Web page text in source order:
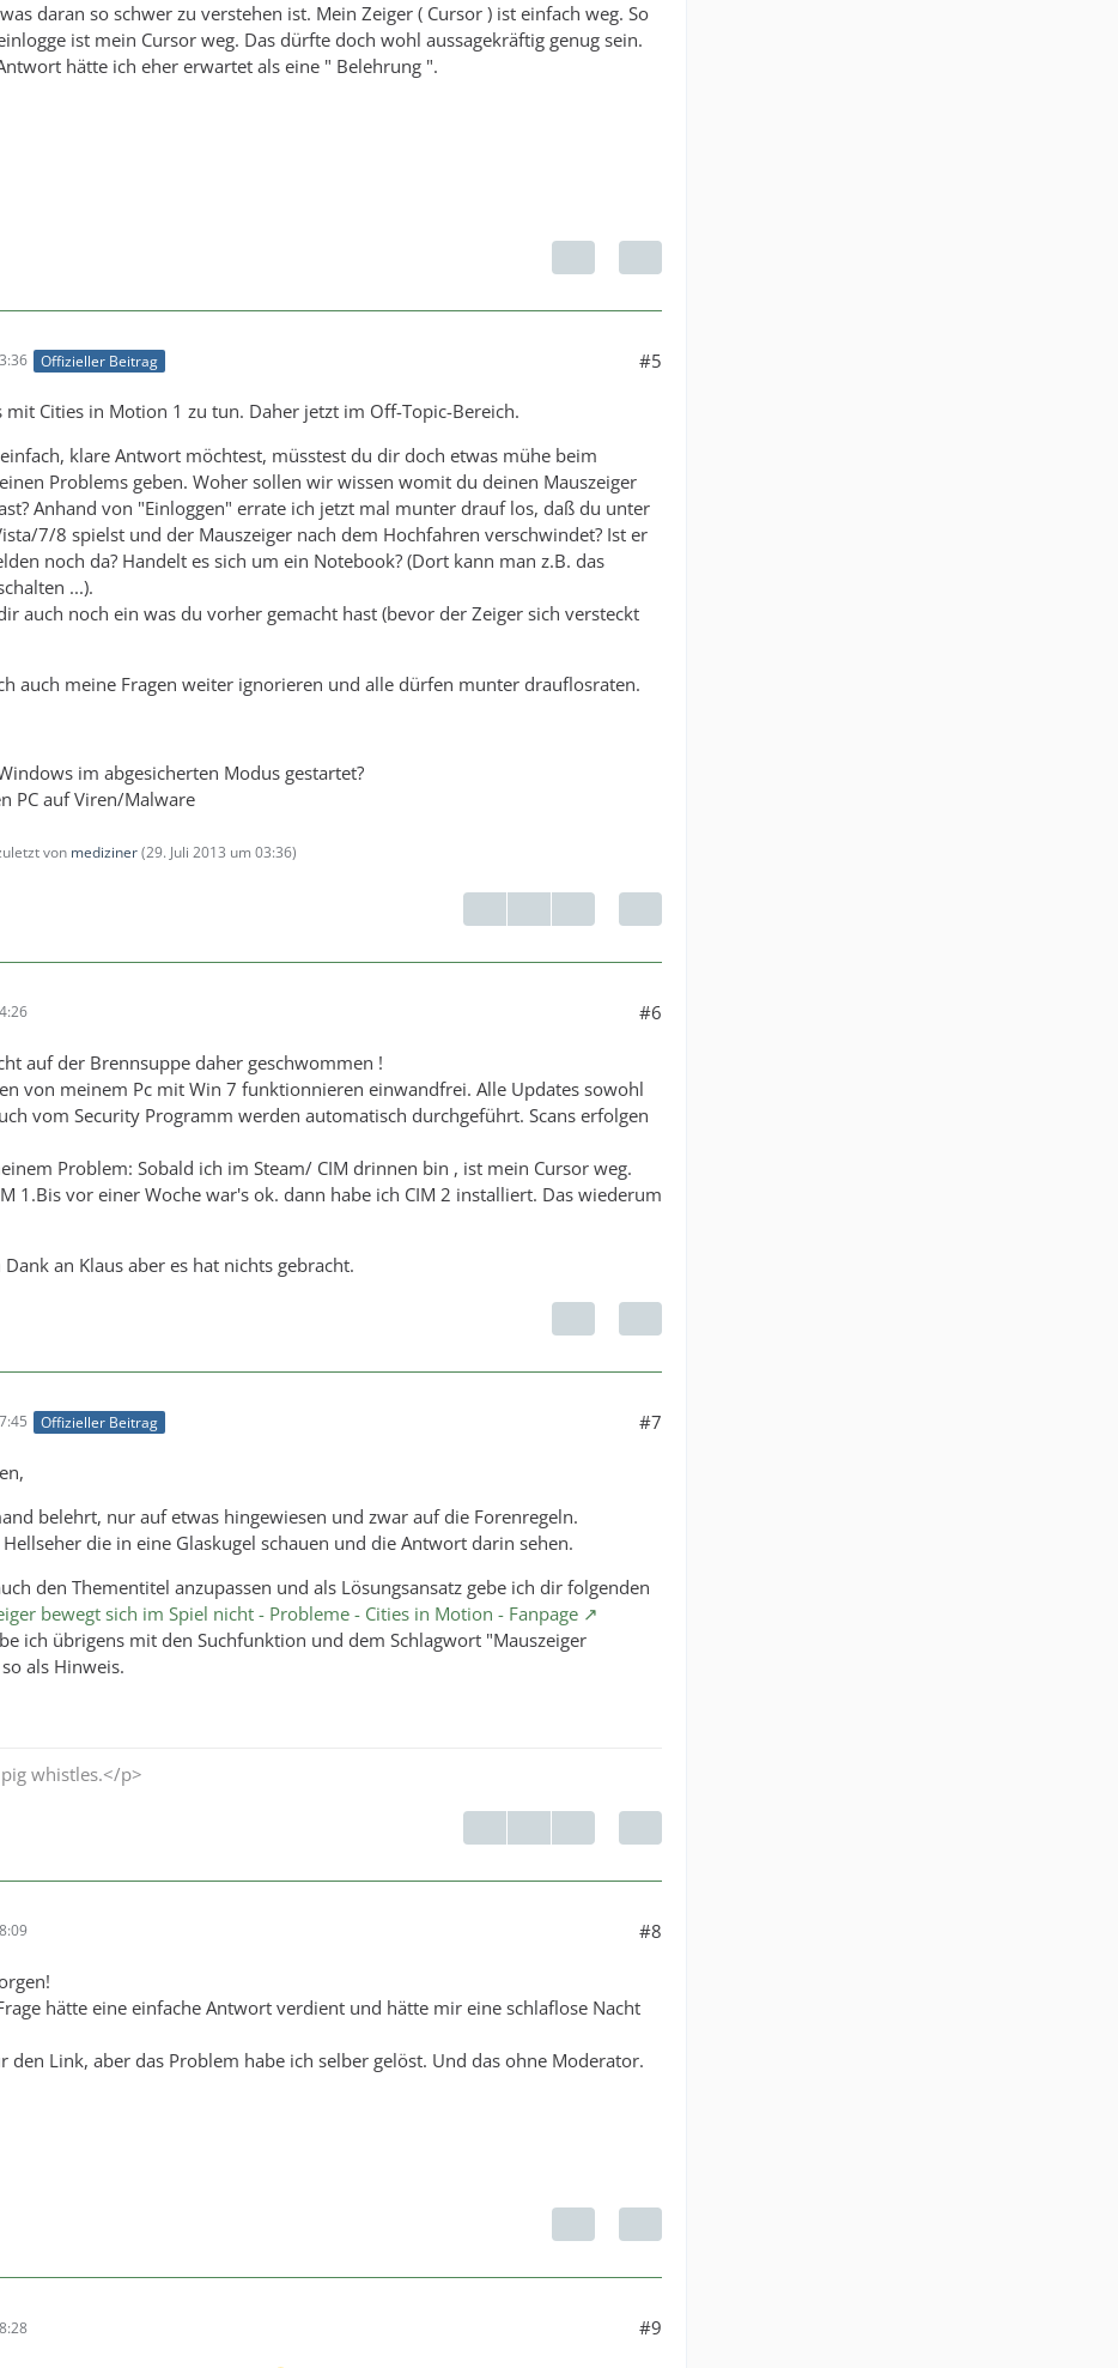
daran so schwer zu verstehen ist. Mein Zeiger ( Cursor ) ist einfach weg. So
ist mein Cursor weg. Das dürfte doch wohl aussagekräftig genug sein.
hätte ich eher erwartet als eine " Belehrung ".
Offizieller Beitrag #5
mit Cities in Motion 1 zu tun. Daher jetzt im Off-Topic-Bereich.
klare Antwort möchtest, müsstest du dir doch etwas mühe beim
Problems geben. Woher sollen wir wissen womit du deinen Mauszeiger
Anhand von "Einloggen" errate ich jetzt mal munter drauf los, daß du unter
7/8 spielst und der Mauszeiger nach dem Hochfahren verschwindet? Ist er
noch da? Handelt es sich um ein Notebook? (Dort kann man z.B. das
...).
auch noch ein was du vorher gemacht hast (bevor der Zeiger sich versteckt
auch meine Fragen weiter ignorieren und alle dürfen munter drauflosraten.
im abgesicherten Modus gestartet?
PC auf Viren/Malware
von mediziner(29. Juli 2013 um 03:36)
#6
auf der Brennsuppe daher geschwommen !
von meinem Pc mit Win 7 funktionnieren einwandfrei. Alle Updates sowohl
vom Security Programm werden automatisch durchgeführt. Scans erfolgen
Problem: Sobald ich im Steam/ CIM drinnen bin , ist mein Cursor weg.
1.Bis vor einer Woche war's ok. dann habe ich CIM 2 installiert. Das wiederum
Dank an Klaus aber es hat nichts gebracht.
Offizieller Beitrag #7
belehrt, nur auf etwas hingewiesen und zwar auf die Forenregeln.
die in eine Glaskugel schauen und die Antwort darin sehen.
den Thementitel anzupassen und als Lösungsansatz gebe ich dir folgenden
bewegt sich im Spiel nicht - Probleme - Cities in Motion - Fanpage
ich übrigens mit den Suchfunktion und dem Schlagwort "Mauszeiger
als Hinweis.
whistles.</p>
#8
hätte eine einfache Antwort verdient und hätte mir eine schlaflose Nacht
den Link, aber das Problem habe ich selber gelöst. Und das ohne Moderator.
#9